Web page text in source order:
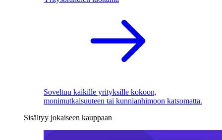
Soveltuu kaikille yrityksille kokoon,
monimutkaisuuteen tai kunnianhimoon katsomatta.
Sisältyy jokaiseen kauppaan